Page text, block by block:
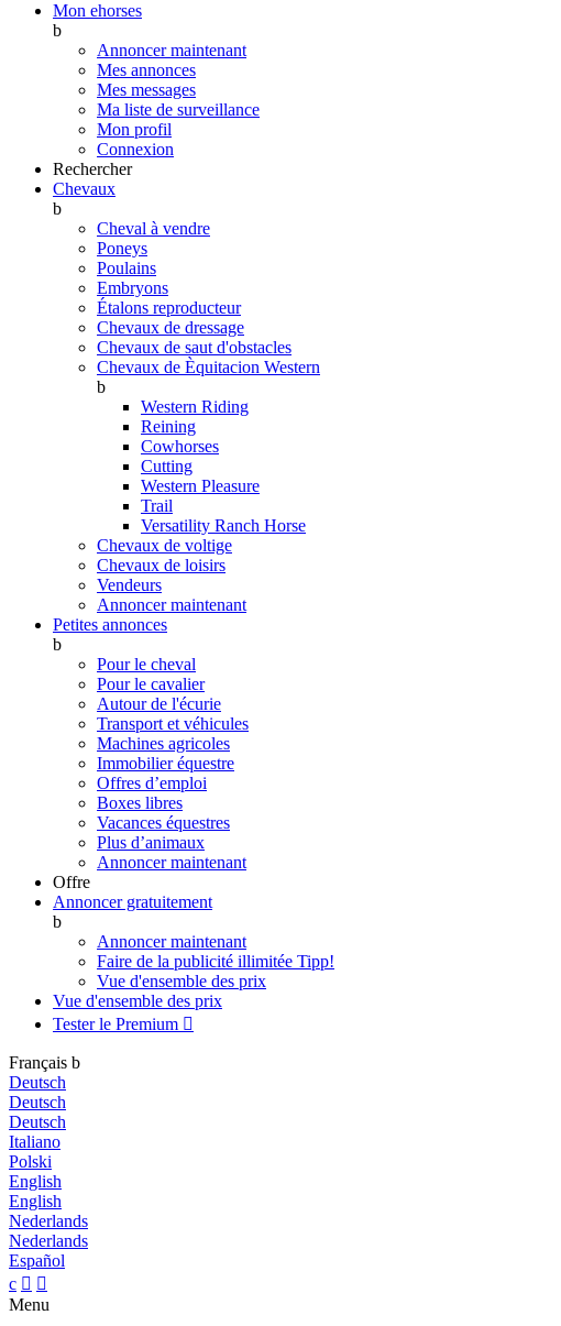
Mon ehorses
b
Annoncer maintenant
Mes annonces
Mes messages
Ma liste de surveillance
Mon profil
Connexion
Rechercher
Chevaux
b
Cheval à vendre
Poneys
Poulains
Embryons
Étalons reproducteur
Chevaux de dressage
Chevaux de saut d'obstacles
Chevaux de Èquitacion Western
b
Western Riding
Reining
Cowhorses
Cutting
Western Pleasure
Trail
Versatility Ranch Horse
Chevaux de voltige
Chevaux de loisirs
Vendeurs
Annoncer maintenant
Petites annonces
b
Pour le cheval
Pour le cavalier
Autour de l'écurie
Transport et véhicules
Machines agricoles
Immobilier équestre
Offres d’emploi
Boxes libres
Vacances équestres
Plus d’animaux
Annoncer maintenant
Offre
Annoncer gratuitement
b
Annoncer maintenant
Faire de la publicité illimitée Tipp!
Vue d'ensemble des prix
Vue d'ensemble des prix
Tester le Premium 
Français b
Deutsch
Deutsch
Deutsch
Italiano
Polski
English
English
Nederlands
Nederlands
Español
c  
Menu